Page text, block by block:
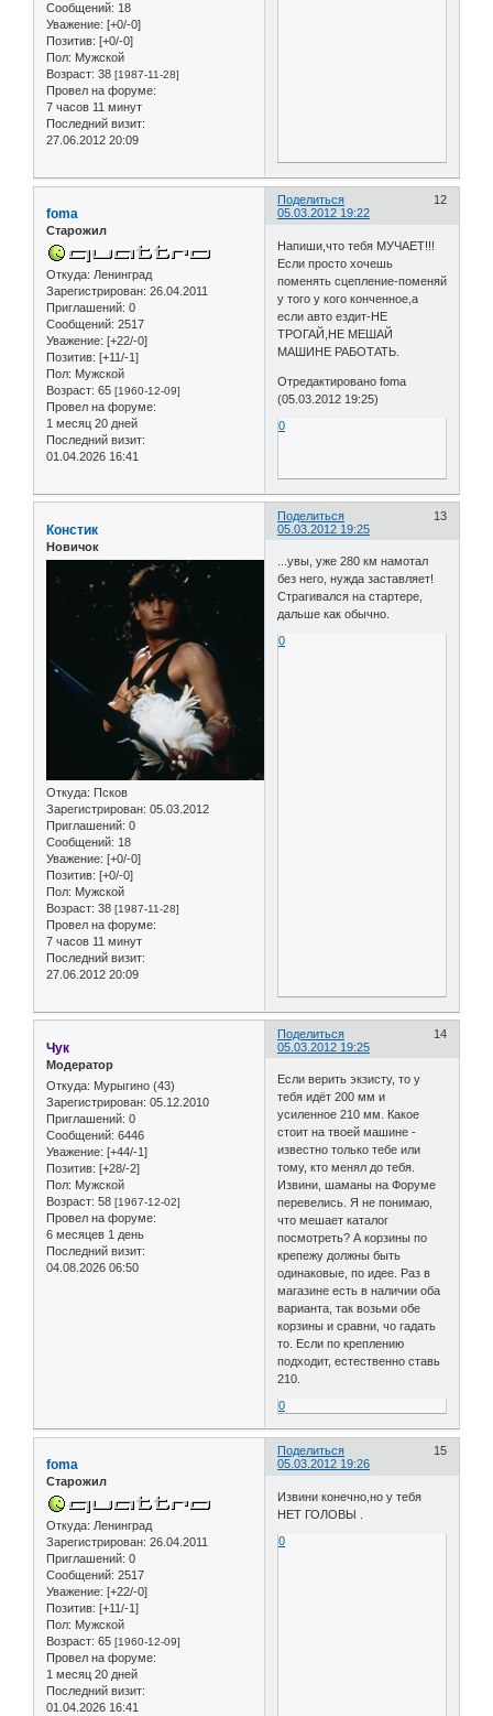
Сообщений: 18
Уважение: [+0/-0]
Позитив: [+0/-0]
Пол: Мужской
Возраст: 38 [1987-11-28]
Провел на форуме:
7 часов 11 минут
Последний визит:
27.06.2012 20:09
Поделиться
12
05.03.2012 19:22
foma
Старожил
Откуда: Ленинград
Зарегистрирован: 26.04.2011
Приглашений: 0
Сообщений: 2517
Уважение: [+22/-0]
Позитив: [+11/-1]
Пол: Мужской
Возраст: 65 [1960-12-09]
Провел на форуме:
1 месяц 20 дней
Последний визит:
01.04.2026 16:41
Напиши,что тебя МУЧАЕТ!!!
Если просто хочешь
поменять сцепление-поменяй
у того у кого конченное,а
если авто ездит-НЕ
ТРОГАЙ,НЕ МЕШАЙ
МАШИНЕ РАБОТАТЬ.
Отредактировано foma
(05.03.2012 19:25)
0
Поделиться
13
05.03.2012 19:25
Констик
Новичок
Откуда: Псков
Зарегистрирован: 05.03.2012
Приглашений: 0
Сообщений: 18
Уважение: [+0/-0]
Позитив: [+0/-0]
Пол: Мужской
Возраст: 38 [1987-11-28]
Провел на форуме:
7 часов 11 минут
Последний визит:
27.06.2012 20:09
...увы, уже 280 км намотал
без него, нужда заставляет!
Страгивался на стартере,
дальше как обычно.
0
Поделиться
14
05.03.2012 19:25
Чук
Модератор
Откуда: Мурыгино (43)
Зарегистрирован: 05.12.2010
Приглашений: 0
Сообщений: 6446
Уважение: [+44/-1]
Позитив: [+28/-2]
Пол: Мужской
Возраст: 58 [1967-12-02]
Провел на форуме:
6 месяцев 1 день
Последний визит:
04.08.2026 06:50
Если верить экзисту, то у
тебя идёт 200 мм и
усиленное 210 мм. Какое
стоит на твоей машине -
известно только тебе или
тому, кто менял до тебя.
Извини, шаманы на Форуме
перевелись. Я не понимаю,
что мешает каталог
посмотреть? А корзины по
крепежу должны быть
одинаковые, по идее. Раз в
магазине есть в наличии оба
варианта, так возьми обе
корзины и сравни, чо гадать
то. Если по креплению
подходит, естественно ставь
210.
0
Поделиться
15
05.03.2012 19:26
foma
Старожил
Откуда: Ленинград
Зарегистрирован: 26.04.2011
Приглашений: 0
Сообщений: 2517
Уважение: [+22/-0]
Позитив: [+11/-1]
Пол: Мужской
Возраст: 65 [1960-12-09]
Провел на форуме:
1 месяц 20 дней
Последний визит:
01.04.2026 16:41
Извини конечно,но у тебя
НЕТ ГОЛОВЫ .
0